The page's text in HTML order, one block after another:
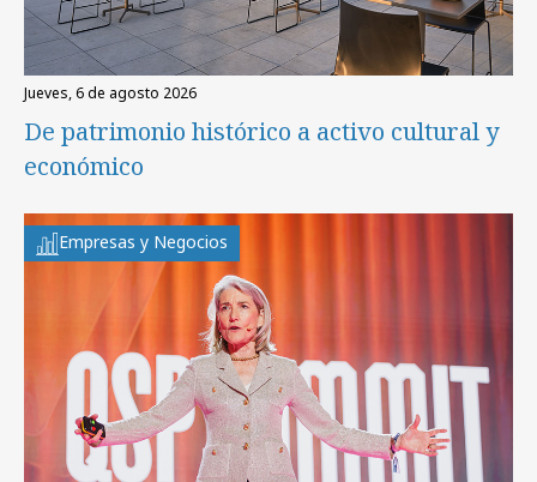
jueves, 6 de agosto 2026
De patrimonio histórico a activo cultural y
económico
Empresas y Negocios